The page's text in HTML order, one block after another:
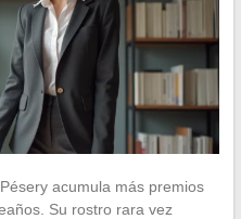
acumula más premios
Su rostro rara vez